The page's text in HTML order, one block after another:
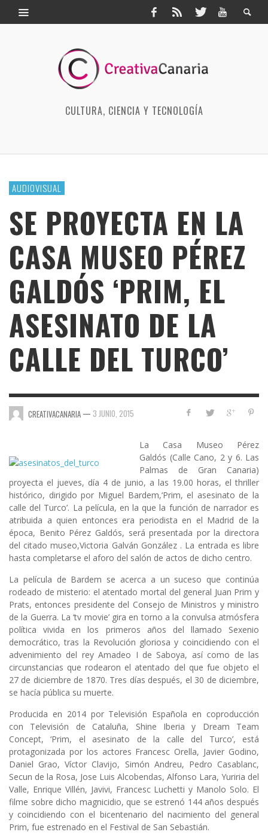
CULTURA, CIENCIA Y TECNOLOGÍA
AUDIOVISUAL
SE PROYECTA EN LA
CASA MUSEO PÉREZ
GALDÓS ‘PRIM, EL
ASESINATO DE LA
CALLE DEL TURCO’
CREATIVACANARIA — 3 JUNIO, 2015
La Casa Museo Pérez
Galdós (Calle Cano, 2 y 6. Las
Palmas de Gran Canaria)
proyecta el jueves, día 4 de junio, a las 19.00 horas, el thriller
histórico, dirigido por Miguel Bardem,‘Prim, el asesinato de la
calle del Turco’. La película, en la que la función de narrador es
atribuida a quien entonces era periodista en el Madrid de la
época, Benito Pérez Galdós, será presentada por la directora
del citado museo,Victoria Galván González . La entrada es libre
hasta completarse el aforo del salón de actos de dicho centro.
La película de Bardem se acerca a un suceso que continúa
rodeado de misterio: el atentado mortal del general Juan Prim y
Prats, entonces presidente del Consejo de Ministros y ministro
de la Guerra. La ‘tv movie’ gira en torno a la convulsa atmósfera
política vivida en los primeros años del llamado Sexenio
democrático, tras la Revolución gloriosa y coincidiendo con el
advenimiento del rey Amadeo I de Saboya, así como de las
circunstancias que rodearon el atentado del que fue objeto el
27 de diciembre de 1870. Tres días después, el 30 de diciembre,
se hacía pública su muerte.
Producida en 2014 por Televisión Española en coproducción
con Televisión de Cataluña, Shine Iberia y Dream Team
Concept, ‘Prim, el asesinato de la calle del Turco’, está
protagonizada por los actores Francesc Orella, Javier Godino,
Daniel Grao, Víctor Clavijo, Simón Andreu, Pedro Casablanc,
Secun de la Rosa, Jose Luis Alcobendas, Alfonso Lara, Yuriria del
Valle, Enrique Villén, Javivi, Francesc Luchetti y Manolo Solo. El
filme sobre dicho magnicidio, que se estrenó 144 años después
y coincidiendo con el bicentenario del nacimiento del general
Prim, fue estrenado en el Festival de San Sebastián.